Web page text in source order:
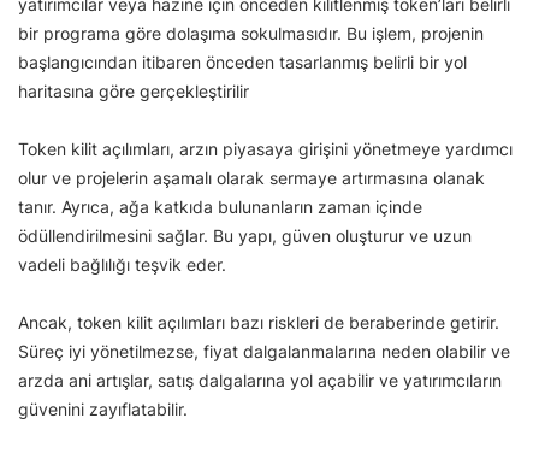
yatırımcılar veya hazine için önceden kilitlenmiş token’ları belirli
bir programa göre dolaşıma sokulmasıdır. Bu işlem, projenin
başlangıcından itibaren önceden tasarlanmış belirli bir yol
haritasına göre gerçekleştirilir
Token kilit açılımları, arzın piyasaya girişini yönetmeye yardımcı
olur ve projelerin aşamalı olarak sermaye artırmasına olanak
tanır. Ayrıca, ağa katkıda bulunanların zaman içinde
ödüllendirilmesini sağlar. Bu yapı, güven oluşturur ve uzun
vadeli bağlılığı teşvik eder.
Ancak, token kilit açılımları bazı riskleri de beraberinde getirir.
Süreç iyi yönetilmezse, fiyat dalgalanmalarına neden olabilir ve
arzda ani artışlar, satış dalgalarına yol açabilir ve yatırımcıların
güvenini zayıflatabilir.